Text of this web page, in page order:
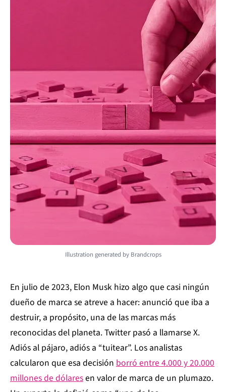
Illustration generated by Brandcrops
En julio de 2023, Elon Musk hizo algo que casi ningún
dueño de marca se atreve a hacer: anunció que iba a
destruir, a propósito, una de las marcas más
reconocidas del planeta. Twitter pasó a llamarse X.
Adiós al pájaro, adiós a “tuitear”. Los analistas
calcularon que esa decisión borró entre 4.000 y 20.000
millones de dólaresen valor de marca de un plumazo.